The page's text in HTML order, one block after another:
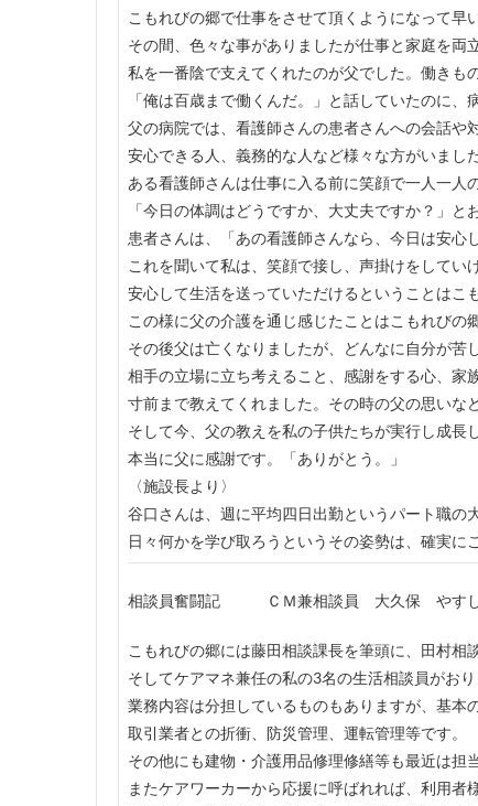
こもれびの郷で仕事をさせて頂くようになって早
その間、色々な事がありましたが仕事と家庭を両
私を一番陰で支えてくれたのが父でした。働きも
「俺は百歳まで働くんだ。」と話していたのに、
父の病院では、看護師さんの患者さんへの会話や
安心できる人、義務的な人など様々な方がいました
ある看護師さんは仕事に入る前に笑顔で一人一人
「今日の体調はどうですか、大丈夫ですか？」と
患者さんは、「あの看護師さんなら、今日は安心
これを聞いて私は、笑顔で接し、声掛けをしていけ
安心して生活を送っていただけるということはこ
この様に父の介護を通じ感じたことはこもれびの
その後父は亡くなりましたが、どんなに自分が苦
相手の立場に立ち考えること、感謝をする心、家
寸前まで教えてくれました。その時の父の思いな
そして今、父の教えを私の子供たちが実行し成長
本当に父に感謝です。「ありがとう。」
〈施設長より〉
谷口さんは、週に平均四日出勤というパート職の
日々何かを学び取ろうというその姿勢は、確実に
相談員奮闘記 ＣＭ兼相談員 大久保 やす
こもれびの郷には藤田相談課長を筆頭に、田村相談
そしてケアマネ兼任の私の3名の生活相談員がおり
業務内容は分担しているものもありますが、基本
取引業者との折衝、防災管理、運転管理等です。
その他にも建物・介護用品修理修繕等も最近は担
またケアワーカーから応援に呼ばれれば、利用者